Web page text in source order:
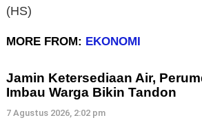
(HS)
MORE FROM: EKONOMI
Jamin Ketersediaan Air,
Imbau Warga Bikin Tandon
7 Agustus 2026, 2:02 pm